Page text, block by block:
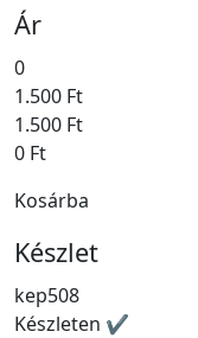
Ár
0
1.500 Ft
1.500 Ft
0 Ft
Kosárba
Készlet
kep508
Készleten ✔